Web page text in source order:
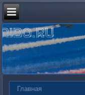
Главная